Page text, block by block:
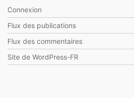
Connexion
Flux des publications
Flux des commentaires
Site de WordPress-FR